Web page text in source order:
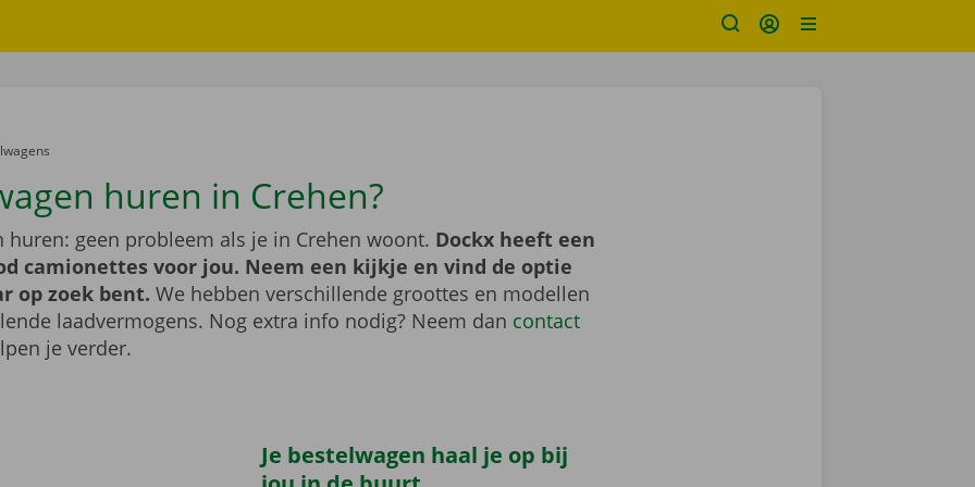
huren in Crehen?
huren: geen probleem als je in Crehen woont. Dockx heeft een
camionettes voor jou. Neem een kijkje en vind de optie
op zoek bent. We hebben verschillende groottes en modellen
laadvermogens. Nog extra info nodig? Neem dan contact
je verder.
Je bestelwagen haal je op bij